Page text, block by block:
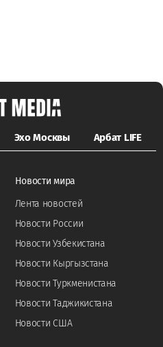
Эхо Москвы Арбат LIFE
Новости мира
Лента новостей
Новости России
Новости Узбекистана
Новости Кыргызстана
Новости Туркменистана
Новости Таджикистана
Новости США